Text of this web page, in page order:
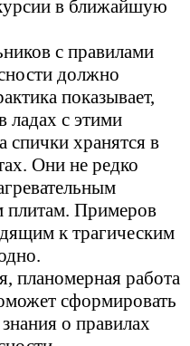
в ближайшую
с правилами
должно
показывает,
ладах с этими
спички хранятся в
Они не редко
плитам. Примеров
к трагическим
планомерная работа
сформировать
о правилах